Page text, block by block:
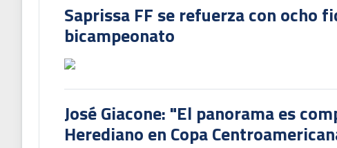
Saprissa FF se refuerza con ocho
bicampeonato
José Giacone: "El panorama es
Herediano en Copa